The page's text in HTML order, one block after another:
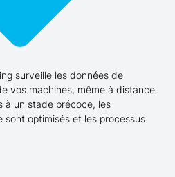
surveille les données de
vos machines, même à distance.
à un stade précoce, les
sont optimisés et les processus